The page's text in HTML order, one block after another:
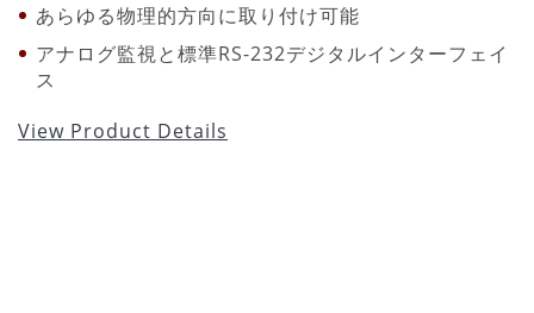
あらゆる物理的方向に取り付け可能
アナログ監視と標準RS-232デジタルインターフェイ
ス
View Product Details